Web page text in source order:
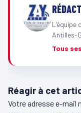
L'équipe
Antilles-
Tous
Réagir à cet
Votre adresse e-mail